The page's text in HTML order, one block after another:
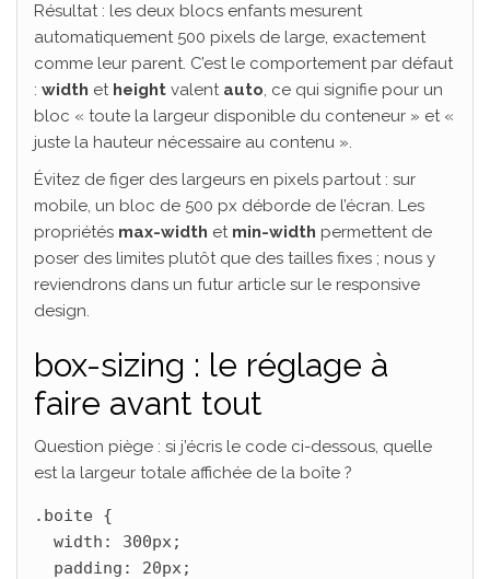
Résultat : les deux blocs enfants mesurent
automatiquement 500 pixels de large, exactement
comme leur parent. C’est le comportement par défaut
: width et height valent auto, ce qui signifie pour un
bloc « toute la largeur disponible du conteneur » et «
juste la hauteur nécessaire au contenu ».
Évitez de figer des largeurs en pixels partout : sur
mobile, un bloc de 500 px déborde de l’écran. Les
propriétés max-width et min-width permettent de
poser des limites plutôt que des tailles fixes ; nous y
reviendrons dans un futur article sur le responsive
design.
box-sizing : le réglage à
faire avant tout
Question piège : si j’écris le code ci-dessous, quelle
est la largeur totale affichée de la boîte ?
.boite {
  width: 300px;
  padding: 20px;